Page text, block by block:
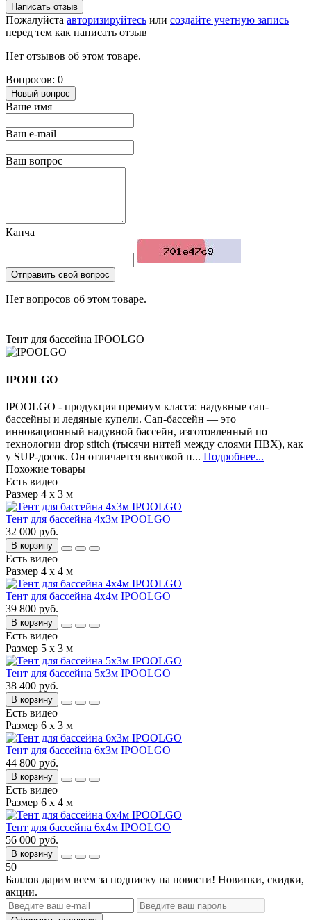
Написать отзыв
Пожалуйста авторизируйтесь или создайте учетную запись
перед тем как написать отзыв
Нет отзывов об этом товаре.
Вопросов: 0
Новый вопрос
Ваше имя
Ваш e-mail
Ваш вопрос
Капча
Отправить свой вопрос
Нет вопросов об этом товаре.
Тент для бассейна IPOOLGO
IPOOLGO
IPOOLGO - продукция премиум класса: надувные сап-
бассейны и ледяные купели. Сап-бассейн — это
инновационный надувной бассейн, изготовленный по
технологии drop stitch (тысячи нитей между слоями ПВХ), как
у SUP-досок. Он отличается высокой п... Подробнее...
Похожие товары
Есть видео
Размер 4 х 3 м
Тент для бассейна 4х3м IPOOLGO
32 000 руб.
В корзину
Есть видео
Размер 4 х 4 м
Тент для бассейна 4х4м IPOOLGO
39 800 руб.
В корзину
Есть видео
Размер 5 х 3 м
Тент для бассейна 5х3м IPOOLGO
38 400 руб.
В корзину
Есть видео
Размер 6 х 3 м
Тент для бассейна 6х3м IPOOLGO
44 800 руб.
В корзину
Есть видео
Размер 6 х 4 м
Тент для бассейна 6х4м IPOOLGO
56 000 руб.
В корзину
50
Баллов дарим всем за подписку на новости! Новинки, скидки,
акции.